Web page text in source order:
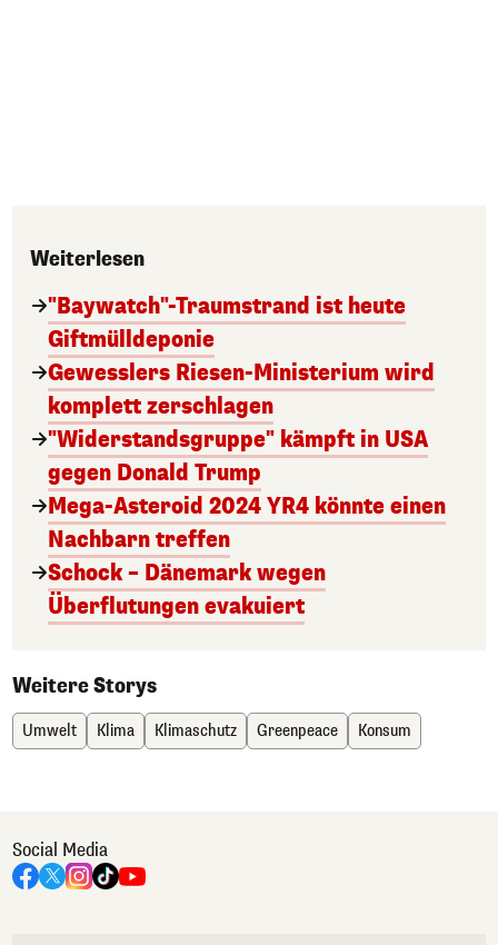
Weiterlesen
"Baywatch"-Traumstrand ist heute
Giftmülldeponie
Gewesslers Riesen-Ministerium wird
komplett zerschlagen
"Widerstandsgruppe" kämpft in USA
gegen Donald Trump
Mega-Asteroid 2024 YR4 könnte einen
Nachbarn treffen
Schock – Dänemark wegen
Überflutungen evakuiert
Weitere Storys
Umwelt Klima Klimaschutz Greenpeace Konsum
Social Media